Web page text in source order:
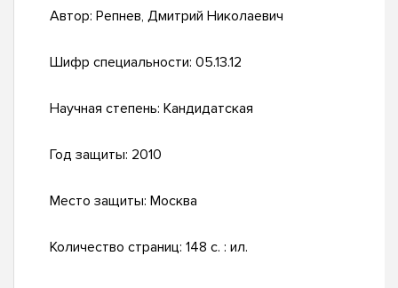
Автор: Репнев, Дмитрий Николаевич
Шифр специальности: 05.13.12
Научная степень: Кандидатская
Год защиты: 2010
Место защиты: Москва
Количество страниц: 148 с. : ил.